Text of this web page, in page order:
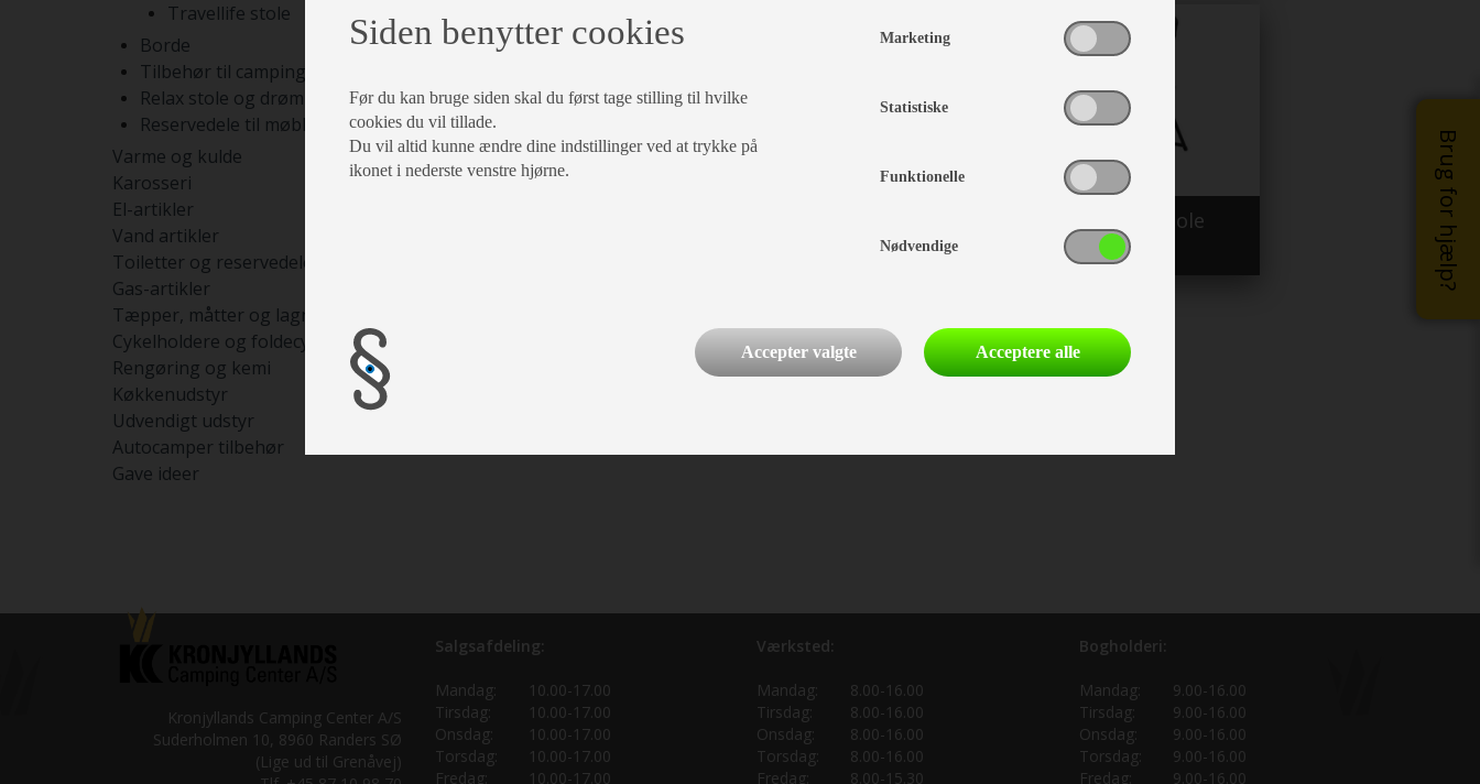
Brug for hjælp?
Travellife stole
Borde
Tilbehør til campingmøbler
Relax stole og drømmesenge
Reservedele til møbler
Varme og kulde
Karosseri
El-artikler
Vand artikler
Toiletter og reservedele
Gas-artikler
Tæpper, måtter og lagner
Cykelholdere og foldecykler
Rengøring og kemi
Køkkenudstyr
Udvendigt udstyr
Autocamper tilbehør
Gave ideer
Travellife stole
Kronjyllands Camping Center A/S
Suderholmen 10, 8960 Randers SØ
(Lige ud til Grenåvej)
Salgsafdeling:
Mandag:
10.00-17.00
Tirsdag:
10.00-17.00
Onsdag:
10.00-17.00
Torsdag:
10.00-17.00
Fredag:
10.00-17.00
Værksted:
Mandag:
8.00-16.00
Tirsdag:
8.00-16.00
Onsdag:
8.00-16.00
Torsdag:
8.00-16.00
Fredag:
8.00-15.30
Bogholderi:
Mandag:
9.00-16.00
Tirsdag:
9.00-16.00
Onsdag:
9.00-16.00
Torsdag:
9.00-16.00
Fredag:
9.00-16.00
Siden benytter cookies
Før du kan bruge siden skal du først tage stilling til hvilke
cookies du vil tillade.
Du vil altid kunne ændre dine indstillinger ved at trykke på
ikonet i nederste venstre hjørne.
Marketing
Statistiske
Funktionelle
Nødvendige
Accepter valgte Acceptere alle